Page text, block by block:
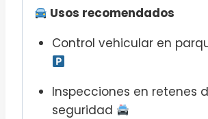
Usos recomendados
Control vehicular en
Inspecciones en retenes
seguridad